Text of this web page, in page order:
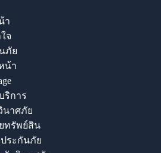
า
จ
ภัย
น้า
ริการ
นาศภัย
ทรัพย์สิน
ประกันภัย